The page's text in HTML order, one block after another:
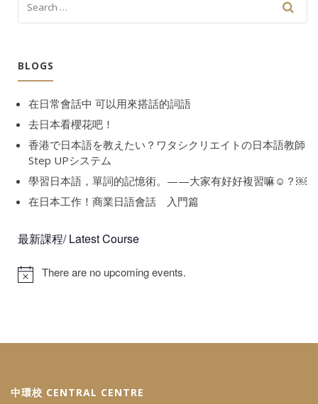
BLOGS
在日常會話中 可以用來搭話的詞語
去日本看櫻花吧！
香港で日本語を教えたい？ワタシクリエイトの日本語教師
Step UPシステム
學習日本語，單詞的記憶術。——大家有好好複習嘛☺️？￼
在日本工作！商業日語會話 入門篇
最新課程/ Latest Course
There are no upcoming events.
中環校 CENTRAL CENTRE